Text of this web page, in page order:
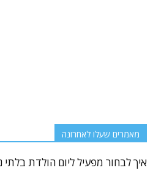
מאמרים שעלו לאחרונה
איך לבחור מפעיל ליום הולדת בלתי